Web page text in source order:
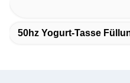
50hz Yogurt-Tasse